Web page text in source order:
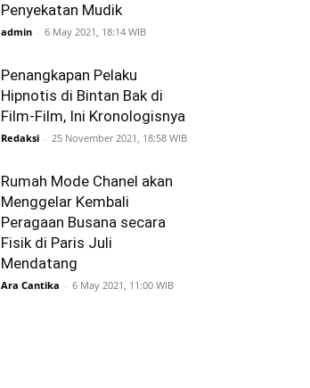
Penyekatan Mudik
admin - 6 May 2021, 18:14 WIB
Penangkapan Pelaku
Hipnotis di Bintan Bak di
Film-Film, Ini Kronologisnya
Redaksi - 25 November 2021, 18:58 WIB
Rumah Mode Chanel akan
Menggelar Kembali
Peragaan Busana secara
Fisik di Paris Juli
Mendatang
Ara Cantika - 6 May 2021, 11:00 WIB